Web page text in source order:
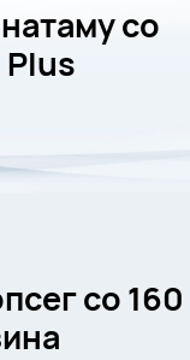
со
Plus
со